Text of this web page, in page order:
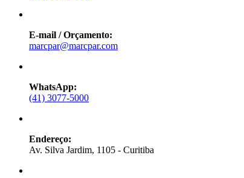
E-mail / Orçamento:
marcpar@marcpar.com
WhatsApp:
(41) 3077-5000
Endereço:
Av. Silva Jardim, 1105 - Curitiba